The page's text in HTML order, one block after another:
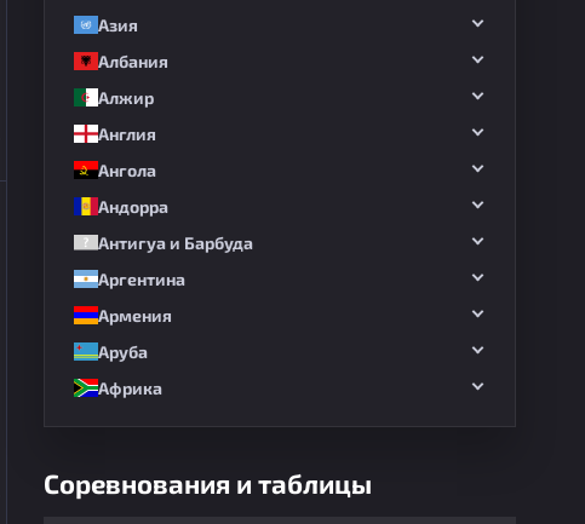
Азия
Албания
Алжир
Англия
Ангола
Андорра
Антигуа и Барбуда
Аргентина
Армения
Аруба
Африка
Соревнования и таблицы